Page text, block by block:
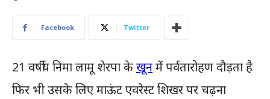
Facebook Twitter
21 वर्षीय निमा लामू शेरपा केखूनमें पर्वतारोहण दौड़ता है
फिर भी उसके लिए माऊंट एवरेस्ट शिखर पर चढ़ना